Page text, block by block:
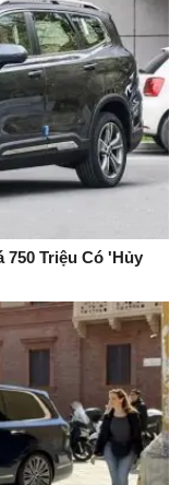
750 Triệu Có 'Hủy